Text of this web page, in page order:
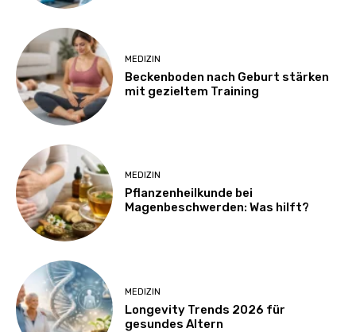
MEDIZIN
Beckenboden nach Geburt stärken
mit gezieltem Training
MEDIZIN
Pflanzenheilkunde bei
Magenbeschwerden: Was hilft?
MEDIZIN
Longevity Trends 2026 für
gesundes Altern